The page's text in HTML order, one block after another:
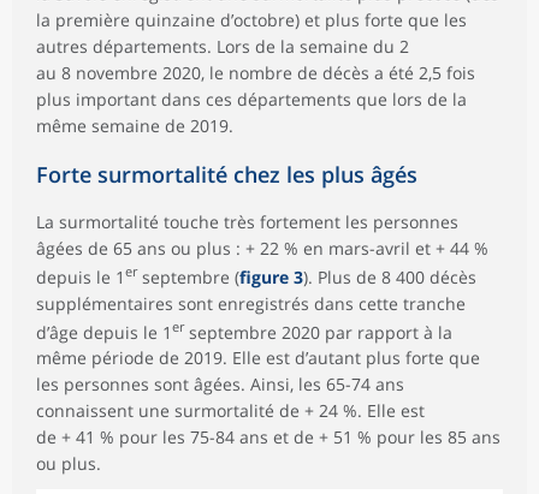
la première quinzaine d’octobre) et plus forte que les
autres départements. Lors de la semaine du 2
au 8 novembre 2020, le nombre de décès a été 2,5 fois
plus important dans ces départements que lors de la
même semaine de 2019.
Forte surmortalité chez les plus âgés
La surmortalité touche très fortement les personnes
âgées de 65 ans ou plus : + 22 % en mars-avril et + 44 %
depuis le 1 erseptembre (figure 3). Plus de 8 400 décès
supplémentaires sont enregistrés dans cette tranche
d’âge depuis le 1 erseptembre 2020 par rapport à la
même période de 2019. Elle est d’autant plus forte que
les personnes sont âgées. Ainsi, les 65-74 ans
connaissent une surmortalité de + 24 %. Elle est
de + 41 % pour les 75-84 ans et de + 51 % pour les 85 ans
ou plus.